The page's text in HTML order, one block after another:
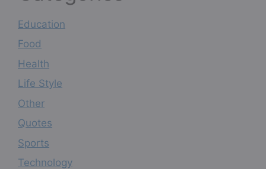
Education
Food
Health
Life Style
Other
Quotes
Sports
Technology